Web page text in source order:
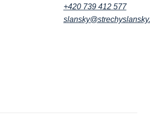
+420 739 412 577